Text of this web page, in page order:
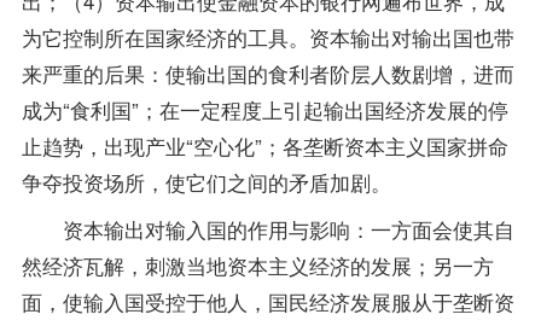
为它控制所在国家经济的工具。资本输出对输出国也带
来严重的后果：使输出国的食利者阶层人数剧增，进而
成为“食利国”；在一定程度上引起输出国经济发展的停
止趋势，出现产业“空心化”；各垄断资本主义国家拼命
争夺投资场所，使它们之间的矛盾加剧。
资本输出对输入国的作用与影响：一方面会使其自
然经济瓦解，刺激当地资本主义经济的发展；另一方
面，使输入国受控于他人，国民经济发展服从于垄断资